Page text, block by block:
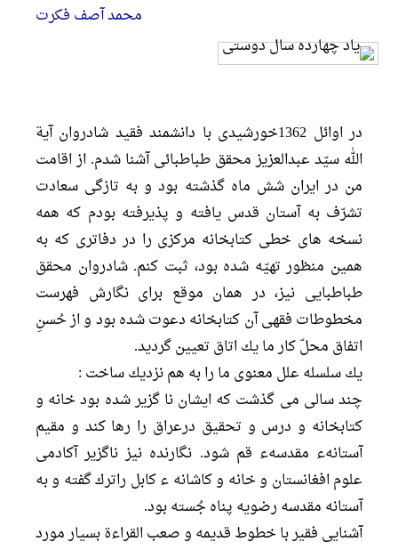
محمد آصف فکرت
در اوائل 1362خورشیدی با دانشمند فقيد شادروان آية
الله سيّد عبدالعزيز محقق طباطبائى آشنا شدم. از اقامت
من در ايران شش ماه گذشته بود و به تازگى سعادت
تشرّف به آستان قدس يافته و پذيرفته بودم كه همه
نسخه هاى خطى كتابخانه مركزى را در دفاترى كه به
همين منظور تهيّه شده بود، ثبت كنم. شادروان محقق
طباطبایی نيز، در همان موقع براى نگارش فهرست
مخطوطات فقهى آن كتابخانه دعوت شده بود و از حُسنِ
اتفاق محلّ كار ما يك اتاق تعيين گرديد.
يك سلسله علل معنوى ما را به هم نزديك ساخت :
چند سالى مى گذشت كه ایشان نا گزیر شده بود خانه و
كتابخانه و درس و تحقيق درعراق را رها کند و مقیم
آستانهء مقدسهء قم شود. نگارنده نيز ناگزير آكادمى
علوم افغانستان و خانه و كاشانه ء كابل راترك گفته و به
آستانه مقدسه رضویه پناه جُسته بود.
آشنايى فقير با خطوط قديمه و صعب القراءة بسيار مورد